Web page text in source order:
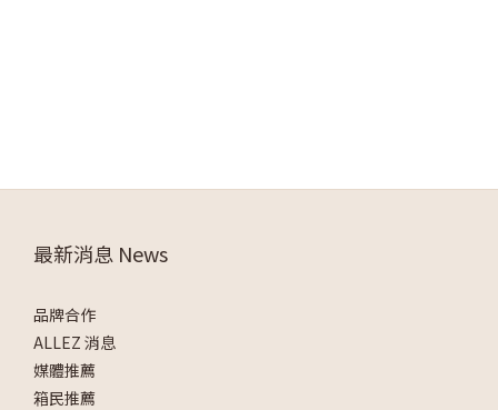
最新消息 News
品牌合作
ALLEZ 消息
媒體推薦
箱民推薦